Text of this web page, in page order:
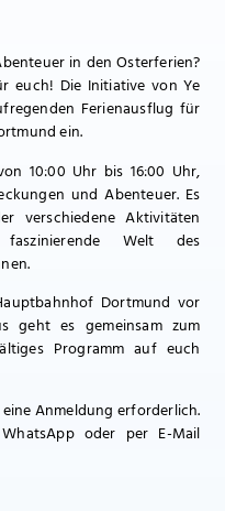
in den Osterferien?
euch! Die Initiative von Ye
Ferienausflug für
ein.
10:00 Uhr bis 16:00 Uhr,
und Abenteuer. Es
verschiedene Aktivitäten
Welt des
Dortmund vor
geht es gemeinsam zum
Programm auf euch
Anmeldung erforderlich.
oder per E-Mail